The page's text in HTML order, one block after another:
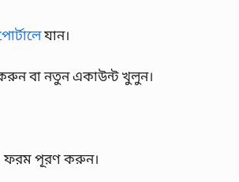
যান।
বা নতুন একাউন্ট খুলুন।
ফরম পূরণ করুন।